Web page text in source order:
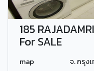
185
For SALE
map
จ. กรุง